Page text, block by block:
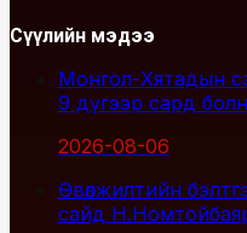
Сүүлийн мэдээ
Монгол-Хятадын
9 дүгээр сард
2026-08-06
Өвөлжилтийн
сайд